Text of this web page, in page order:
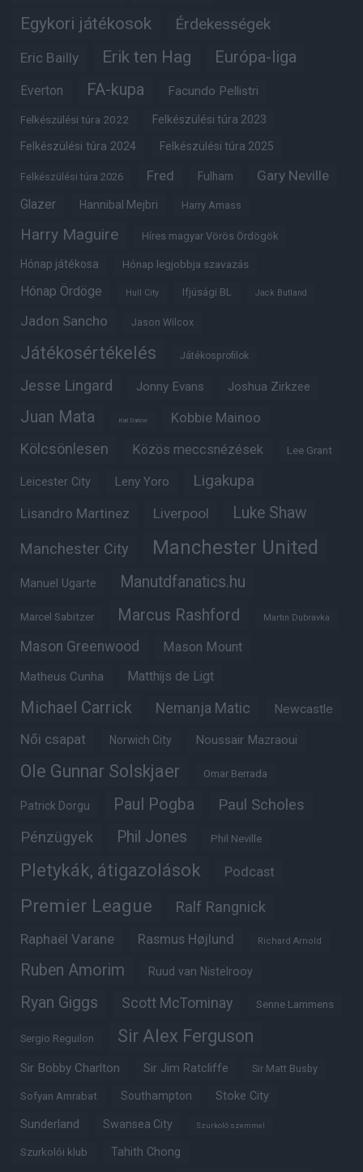
Egykori játékosok Érdekességek
Eric Bailly Erik ten Hag Európa-liga
Everton FA-kupa Facundo Pellistri
Felkészülési túra 2022 Felkészülési túra 2023
Felkészülési túra 2024 Felkészülési túra 2025
Felkészülési túra 2026 Fred Fulham Gary Neville
Glazer Hannibal Mejbri Harry Amass
Harry Maguire Híres magyar Vörös Ördögök
Hónap játékosa Hónap legjobbja szavazás
Hónap Ördöge Hull City Ifjúsági BL Jack Butland
Jadon Sancho Jason Wilcox
Játékosértékelés Játékosprofilok
Jesse Lingard Jonny Evans Joshua Zirkzee
Juan Mata Karl Darlow Kobbie Mainoo
Kölcsönlesen Közös meccsnézések Lee Grant
Leicester City Leny Yoro Ligakupa
Lisandro Martinez Liverpool Luke Shaw
Manchester City Manchester United
Manuel Ugarte Manutdfanatics.hu
Marcel Sabitzer Marcus Rashford Martin Dubravka
Mason Greenwood Mason Mount
Matheus Cunha Matthijs de Ligt
Michael Carrick Nemanja Matic Newcastle
Női csapat Norwich City Noussair Mazraoui
Ole Gunnar Solskjaer Omar Berrada
Patrick Dorgu Paul Pogba Paul Scholes
Pénzügyek Phil Jones Phil Neville
Pletykák, átigazolások Podcast
Premier League Ralf Rangnick
Raphaël Varane Rasmus Højlund Richard Arnold
Ruben Amorim Ruud van Nistelrooy
Ryan Giggs Scott McTominay Senne Lammens
Sergio Reguilon Sir Alex Ferguson
Sir Bobby Charlton Sir Jim Ratcliffe Sir Matt Busby
Sofyan Amrabat Southampton Stoke City
Sunderland Swansea City Szurkoló szemmel
Szurkolói klub Tahith Chong